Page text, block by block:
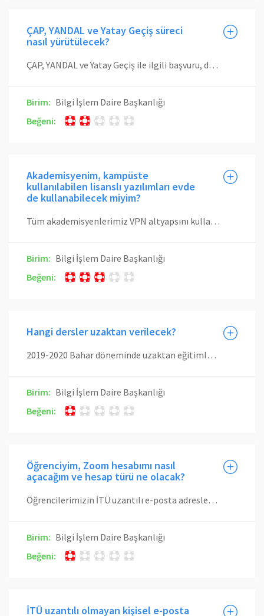
ÇAP, YANDAL ve Yatay Geçiş süreci
nasıl yürütülecek?
ÇAP, YANDAL ve Yatay Geçiş ile ilgili başvuru, değerlendirme ve kayıtlar, İTÜ Yönergeleri çerçevesinde yürütülecektir. Süreç takvimi mücbir sebeplerin ortadan kalkacağı tarihe göre belirlenecek ve öğrencilerimize ayrıca duyurulacaktır.
Birim: Bilgi İşlem Daire Başkanlığı
Beğeni:
Akademisyenim, kampüste
kullanılabilen lisanslı yazılımları evde
de kullanabilecek miyim?
Tüm akademisyenlerimiz VPN altyapsını kullanarak kampüs ağında çalışan yazılımları evden de kullanabilirler Ayrıntılı bilgi için burayı tıklayınız.
Birim: Bilgi İşlem Daire Başkanlığı
Beğeni:
Hangi dersler uzaktan verilecek?
2019-2020 Bahar döneminde uzaktan eğitimle verilecek olan dersler, bölümlerden gelen görüşler doğrultusunda belirlenmiş ve sisteme işlenmiştir. Öğrenci veya öğretim üyesi olarak derslerinizin hangilerinin uzaktan eğitimle verileceğini görmek için İTÜ/Portal üzerindeki takviminize bakabilirsiniz. Yabancı Diller Yüksek Okulu tarafından verilen tüm hazırlık sınıfı dersleri uzaktan eğitim ile verilecektir. Bu dersler Öğrenci Bilgi Sisteminde bulunmadığından bu takvimde gösterilmemektedir. İTÜ Portal üzerinden öğrenci (kendi Gün Bazında Çizelgesi sekmesinden) uzaktan eğitim ile alabileceğiniz dersleri “gün bazında çizelge” sekmesinden görebilirsiniz. Uzaktan eğitim kapsamındaki dersleriniz bu tabloya yansıtılmıştır.(İTÜ Portal’daki ders takviminize) link adresinden gün/zaman olarak görebilecektir. Link
Birim: Bilgi İşlem Daire Başkanlığı
Beğeni:
Öğrenciyim, Zoom hesabımı nasıl
açacağım ve hesap türü ne olacak?
Öğrencilerimizin İTÜ uzantılı e-posta adresleri ile Zoom'da hesap oluşturması gerekmektedir. Nasıl yapılacağını görmek için burayı tıklayabilirsiniz. Öğrencilerimizin hesap türü Basic türündedir. Derslere katılım için bu hesap türü yeterlidir. Sadece eğitmenlerimizin hesapları Licenced türdendir.
Birim: Bilgi İşlem Daire Başkanlığı
Beğeni:
İTÜ uzantılı olmayan kişisel e-posta